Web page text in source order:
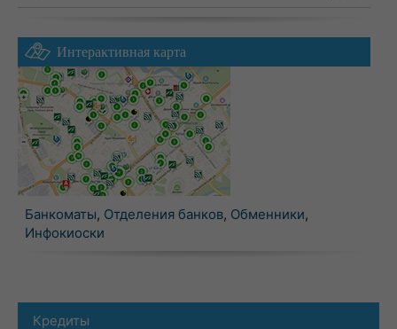
Интерактивная карта
Банкоматы, Отделения банков, Обменники,
Инфокиоски
Кредиты